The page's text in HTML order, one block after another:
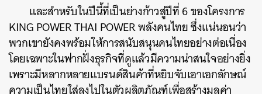
และสำหรับในปีนี้ที่เป็นย่างก้าวสู่ปีที่ 6 ของโครงการ
KING POWER THAI POWER พลังคนไทย ซึ่งแน่นอนว่า
พวกเขายังคงพร้อมให้การสนับสนุนคนไทยอย่างต่อเนื่อง
โดยเฉพาะในฟากฝั่งธุรกิจที่ดูแล้วมีความน่าสนใจอย่างยิ่ง
เพราะมีหลากหลายแบรนด์สินค้าที่หยิบจับเอาเอกลักษณ์